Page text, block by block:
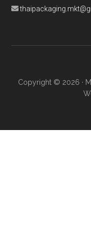
Copyright © 2026 ·